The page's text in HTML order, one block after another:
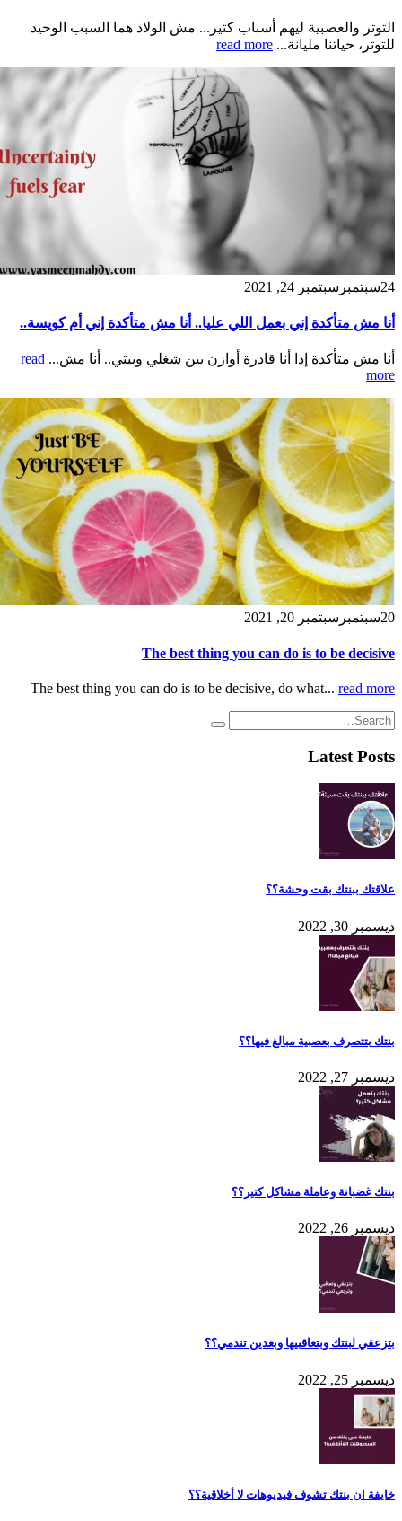
التوتر والعصبية ليهم أسباب كتير... مش الولاد هما السبب الوحيد
للتوتر، حياتنا مليانة... read more
24سبتمبر سبتمبر 24, 2021
أنا مش متأكدة إني بعمل اللي عليا.. أنا مش متأكدة إني أم كويسة..
أنا مش متأكدة إذا أنا قادرة أوازن بين شغلي وبيتي.. أنا مش... read
more
20سبتمبر سبتمبر 20, 2021
The best thing you can do is to be decisive
The best thing you can do is to be decisive, do what... read more
Latest Posts
علاقتك ببنتك بقت وحشة؟؟
ديسمبر 30, 2022
بنتك بتتصرف بعصبية مبالغ فيها؟؟
ديسمبر 27, 2022
بنتك غضبانة وعاملة مشاكل كتير؟؟
ديسمبر 26, 2022
بتزعقي لبنتك وبتعاقبيها وبعدين تندمي؟؟
ديسمبر 25, 2022
خايفة ان بنتك تشوف فيديوهات لا أخلاقية؟؟